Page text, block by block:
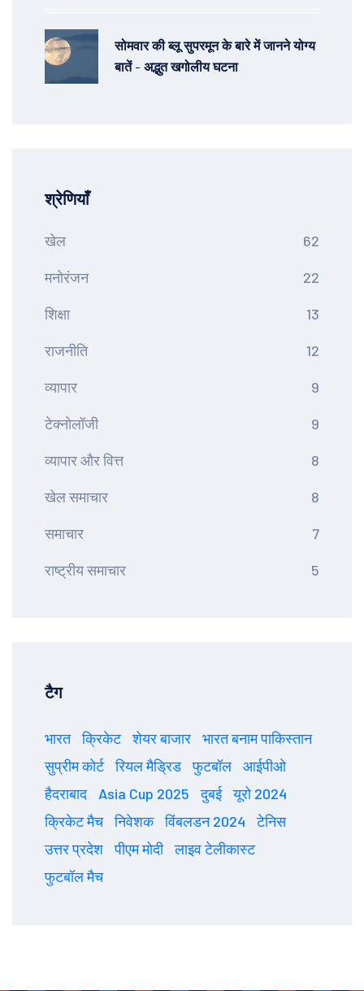
सोमवार की ब्लू सुपरमून के बारे में जानने योग्य
बातें - अद्भुत खगोलीय घटना
श्रेणियाँ
खेल 62
मनोरंजन 22
शिक्षा 13
राजनीति 12
व्यापार 9
टेक्नोलॉजी 9
व्यापार और वित्त 8
खेल समाचार 8
समाचार 7
राष्ट्रीय समाचार 5
टैग
भारत क्रिकेट शेयर बाजार
भारत बनाम पाकिस्तान
सुप्रीम कोर्ट
रियल मैड्रिड फुटबॉल
आईपीओ
हैदराबाद
Asia Cup 2025 दुबई
यूरो 2024
क्रिकेट मैच
निवेशक विंबलडन 2024
टेनिस
उत्तर प्रदेश
पीएम मोदी
लाइव टेलीकास्ट
फुटबॉल मैच